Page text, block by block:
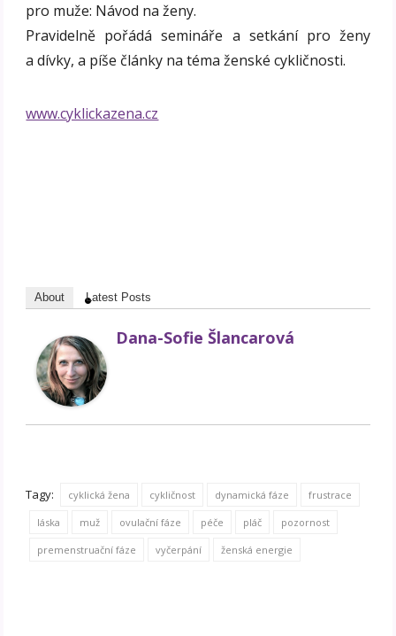
pro muže: Návod na ženy.
Pravidelně pořádá semináře a setkání pro ženy
a dívky, a píše články na téma ženské cykličnosti.
www.cyklickazena.cz
About Latest Posts
Dana-Sofie Šlancarová
Tagy: cyklická žena cykličnost dynamická fáze frustrace
láska muž ovulační fáze péče pláč pozornost
premenstruační fáze vyčerpání ženská energie